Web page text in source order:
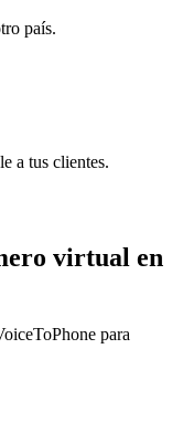
país.
a tus clientes.
virtual en
para